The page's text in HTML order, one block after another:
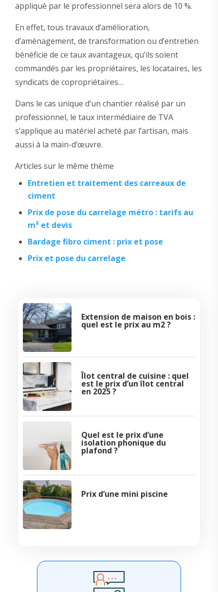
appliqué par le professionnel sera alors de 10 %.
En effet, tous travaux d’amélioration,
d’aménagement, de transformation ou d’entretien
bénéficie de ce taux avantageux, qu’ils soient
commandés par les propriétaires, les locataires, les
syndicats de copropriétaires…
Dans le cas unique d’un chantier réalisé par un
professionnel, le taux intermédiaire de TVA
s’applique au matériel acheté par l’artisan, mais
aussi à la main-d’œuvre.
Articles sur le même thème
Entretien et traitement des carreaux de
ciment
Prix de pose du carrelage métro : tarifs au
m² et devis
Bardage fibro ciment : prix et pose
Prix et pose du carrelage
Extension de maison en bois :
quel est le prix au m2 ?
Îlot central de cuisine : quel
est le prix d’un îlot central
en 2025 ?
Quel est le prix d’une
isolation phonique du
plafond ?
Prix d’une mini piscine